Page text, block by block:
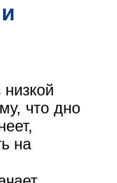
что дно
на